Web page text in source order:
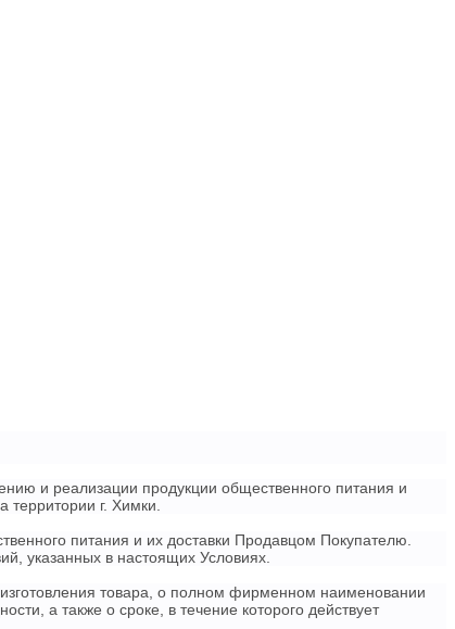
и реализации продукции общественного питания и
г. Химки.
питания и их доставки Продавцом Покупателю.
указанных в настоящих Условиях.
товара, о полном фирменном наименовании
а также о сроке, в течение которого действует